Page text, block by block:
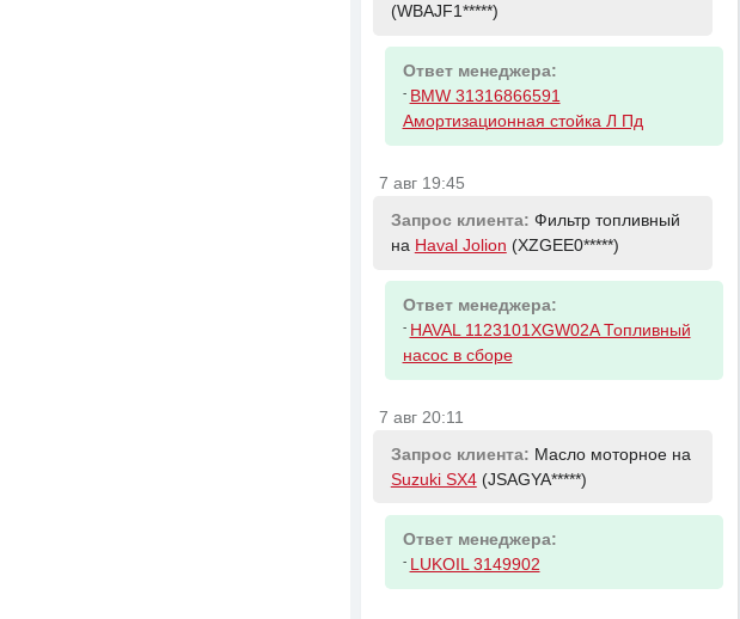
(WBAJF1*****)
Ответ менеджера:
- BMW 31316866591
Амортизационная стойка Л Пд
7 авг 19:45
Запрос клиента: Фильтр топливный
на Haval Jolion (XZGEE0*****)
Ответ менеджера:
- HAVAL 1123101XGW02A Топливный
насос в сборе
7 авг 20:11
Запрос клиента: Масло моторное на
Suzuki SX4(JSAGYA*****)
Ответ менеджера:
- LUKOIL 3149902